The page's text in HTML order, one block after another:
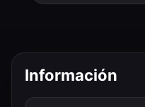
Información